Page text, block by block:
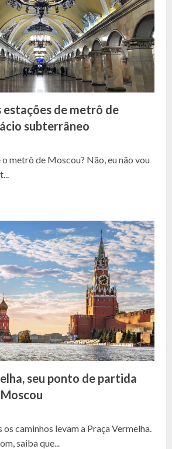
estações de metrô de
subterrâneo
metrô de Moscou? Não, eu não vou
seu ponto de partida
caminhos levam a Praça Vermelha.
saiba que...